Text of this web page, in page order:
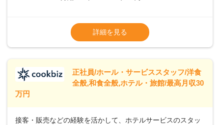
よ♪あなたも、無理なくステップアップできる環境で、少しず
つ成長していきませんか？
ます・東日本エリア：月給21万4000～27万
※経験・スキルを考慮の上、決定します。
※別途、残業代および各種手当あり
※試用期間なし
■店長職： ・西日本／月給26万7500円
詳細を見る
正社員/ホール・サービススタッフ/洋食
全般,和食全般,ホテル・旅館/最高月収30
万円
接客・販売などの経験を活かして、ホテルサービスのスタッ